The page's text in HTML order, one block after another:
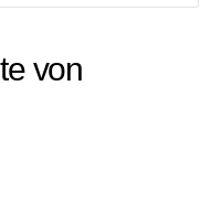
von